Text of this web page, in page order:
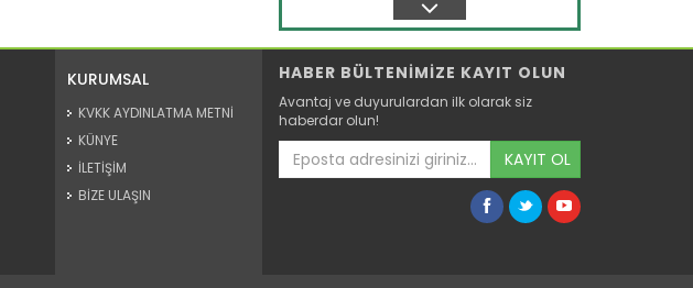
KURUMSAL
KVKK AYDINLATMA METNİ
KÜNYE
İLETİŞİM
BİZE ULAŞIN
HABER BÜLTENİMİZE KAYIT OLUN
Avantaj ve duyurulardan ilk olarak siz
haberdar olun!
KAYIT OL